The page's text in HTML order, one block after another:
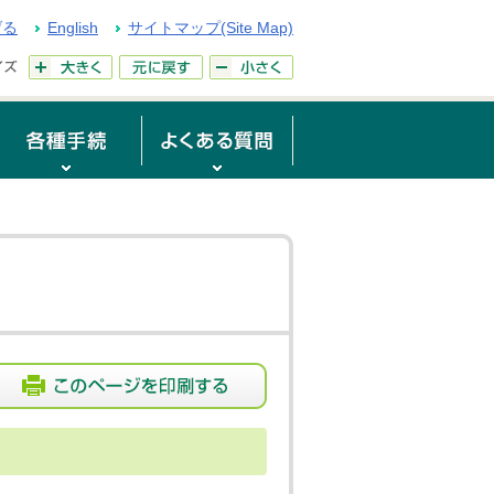
English サイトマップ(Site Map)